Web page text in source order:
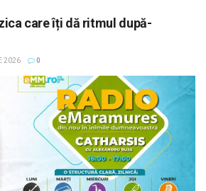
care îți dă ritmul după-
2026 0